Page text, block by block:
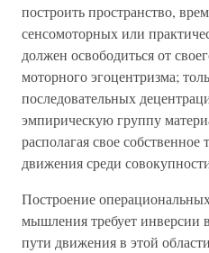
построить пространство,
сенсомоторных или
должен освободиться от
моторного эгоцентризма;
последовательных
эмпирическую группу
располагая свое
движения среди
Построение
мышления требует инверсии
пути движения в этой